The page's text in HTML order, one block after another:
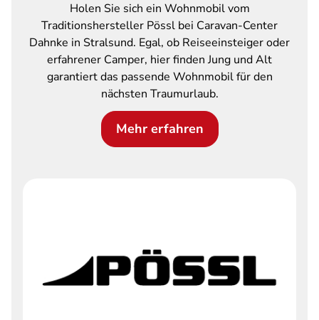
Holen Sie sich ein Wohnmobil vom
Traditionshersteller Pössl bei Caravan-Center
Dahnke in Stralsund. Egal, ob Reiseeinsteiger oder
erfahrener Camper, hier finden Jung und Alt
garantiert das passende Wohnmobil für den
nächsten Traumurlaub.
Mehr erfahren